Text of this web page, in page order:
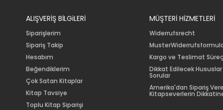
ALIŞVERİŞ BİLGiLERİ
Siparişlerim
Sipariş Takip
Hesabım
Beğendiklerim
Çok Satan Kitaplar
Kitap Tavsiye
Toplu Kitap Siparişi
MÜŞTERİ HİZMETLERİ
Widerrufsrecht
Kargo ve Teslimat
Dikkat Edilecek Hususlar
Sorular
Amerika'dan Sipariş
Kitapseverlerin